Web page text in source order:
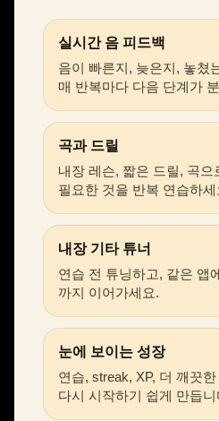
실시간 음 피드백
음이 빠른지, 늦은지, 놓쳤
매 반복마다 다음 단계가
곡과 드릴
내장 레슨, 짧은 드릴, 곡으
필요한 것을 반복 연습하세
내장 기타 튜너
연습 전 튜닝하고, 같은 앱
까지 이어가세요.
눈에 보이는 성장
연습, streak, XP, 더 깨끗
다시 시작하기 쉽게 만듭니